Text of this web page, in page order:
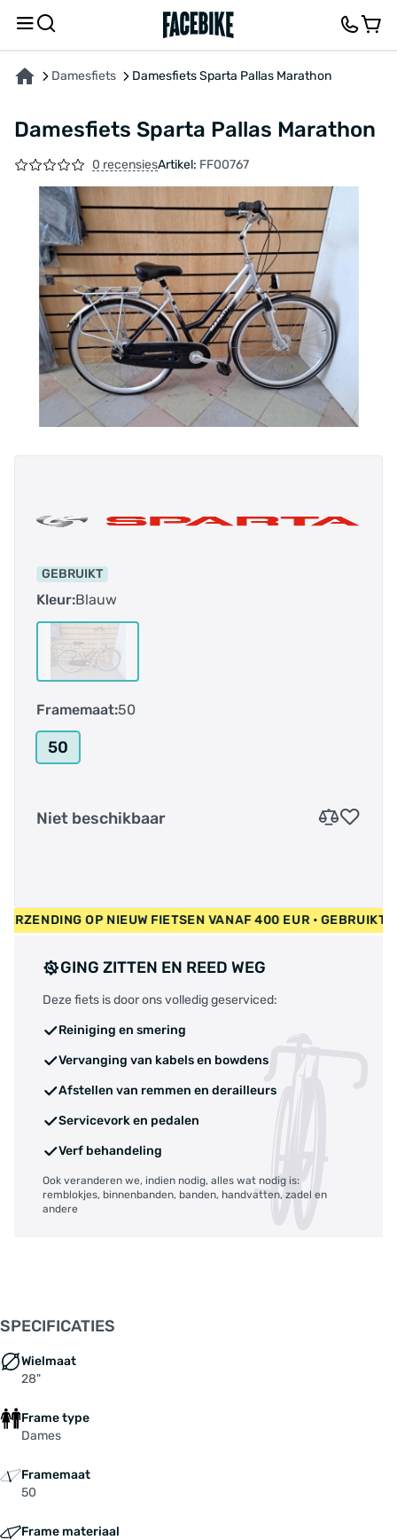
Damesfiets Damesfiets Sparta Pallas Marathon
Damesfiets Sparta Pallas Marathon
0 recensiesArtikel: FF00767
GEBRUIKT
Kleur:Blauw
Framemaat:50
50
Niet beschikbaar
VERZENDING OP NIEUW FIETSEN VANAF 400 EUR •
GING ZITTEN EN REED WEG
Deze fiets is door ons volledig geserviced:
Reiniging en smering
Vervanging van kabels en bowdens
Afstellen van remmen en derailleurs
Servicevork en pedalen
Verf behandeling
Ook veranderen we, indien nodig, alles wat nodig is:
remblokjes, binnenbanden, banden, handvatten, zadel en
andere
SPECIFICATIES
Wielmaat
28"
Frame type
Dames
Framemaat
50
Frame materiaal
OVER HET PRODUCT KENMERKENFEEDBACK EN VRAGEN